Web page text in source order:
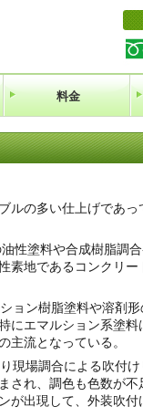
料金
の多い仕上げであ
性塗料や合成樹脂調
素地であるコンクリ
ン樹脂塗料や溶剤形
エマルション系塗料
主流となっている。
場調合による吹付
され、調色も色数が
が出現して、外装吹